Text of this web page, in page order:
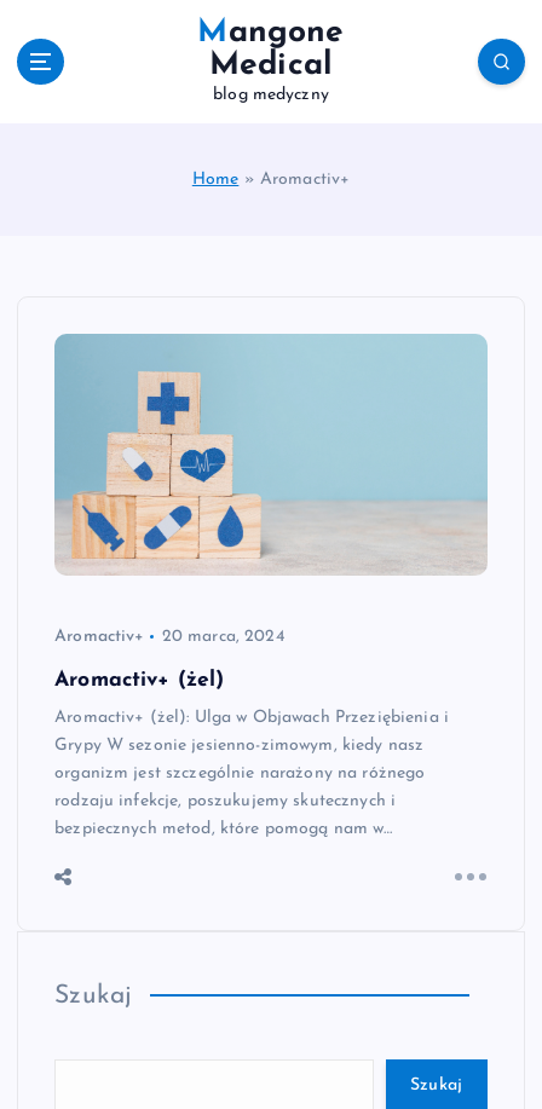
Mangone
Medical
blog medyczny
Home » Aromactiv+
Aromactiv+ 20 marca, 2024
Aromactiv+ (żel)
Aromactiv+ (żel): Ulga w Objawach Przeziębienia i
Grypy W sezonie jesienno-zimowym, kiedy nasz
organizm jest szczególnie narażony na różnego
rodzaju infekcje, poszukujemy skutecznych i
bezpiecznych metod, które pomogą nam w…
Szukaj
Szukaj